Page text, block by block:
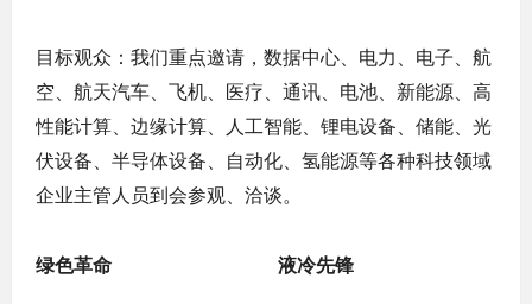
目标观众：我们重点邀请，数据中心、电力、电子、航
空、航天汽车、飞机、医疗、通讯、电池、新能源、高
性能计算、边缘计算、人工智能、锂电设备、储能、光
伏设备、半导体设备、自动化、氢能源等各种科技领域
企业主管人员到会参观、洽谈。
绿色革命 液冷先锋